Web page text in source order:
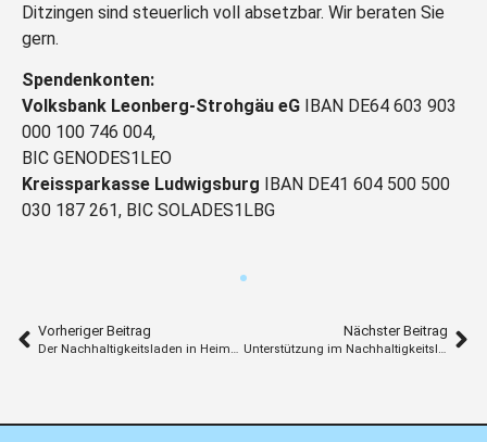
Ditzingen sind steuerlich voll absetzbar. Wir beraten Sie
gern.
Spendenkonten:
Volksbank Leonberg-Strohgäu eG
IBAN DE64 603 903
000 100 746 004,
BIC GENODES1LEO
Kreissparkasse Ludwigsburg IBAN DE41 604 500 500
030 187 261, BIC SOLADES1LBG
Vorheriger Beitrag Nächster Beitrag